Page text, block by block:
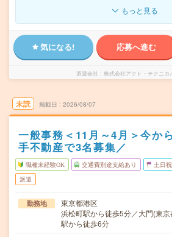
もっと見る
気になる! 応募へ進む
派遣会社 株式会社アクト・テクニカ
未読 掲載日 2026/08/07
一般事務＜11月～4月＞今か
手不動産で3名募集／
職種未経験OK 交通費別途支給あり 土日
派遣
勤務地
東京都港区
浜松町駅から徒歩5分／大門(東
駅から徒歩6分